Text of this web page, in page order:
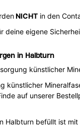
NICHTin den
deine eigene
in Halbturn
künstlicher
künstlicher
auf unserer
Halbturn befüllt ist